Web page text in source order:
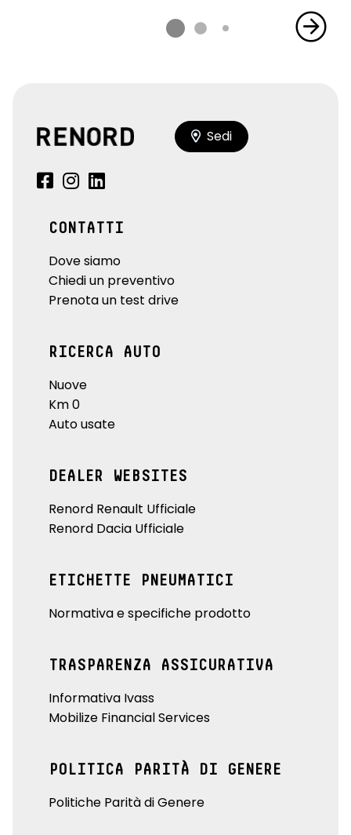
Sedi
CONTATTI
Dove siamo
Chiedi un preventivo
Prenota un test drive
RICERCA AUTO
Nuove
Km 0
Auto usate
DEALER WEBSITES
Renord Renault Ufficiale
Renord Dacia Ufficiale
ETICHETTE PNEUMATICI
Normativa e specifiche prodotto
TRASPARENZA ASSICURATIVA
Informativa Ivass
Mobilize Financial Services
POLITICA PARITÀ DI GENERE
Politiche Parità di Genere